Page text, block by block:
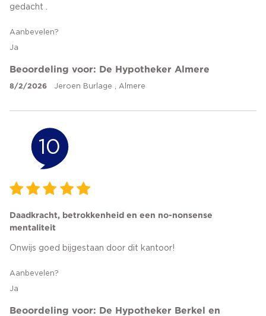
gedacht .
Aanbevelen?
Ja
Beoordeling voor: De Hypotheker Almere
8/2/2026 Jeroen Burlage , Almere
10
Daadkracht, betrokkenheid en een no-nonsense
mentaliteit
Onwijs goed bijgestaan door dit kantoor!
Aanbevelen?
Ja
Beoordeling voor: De Hypotheker Berkel en